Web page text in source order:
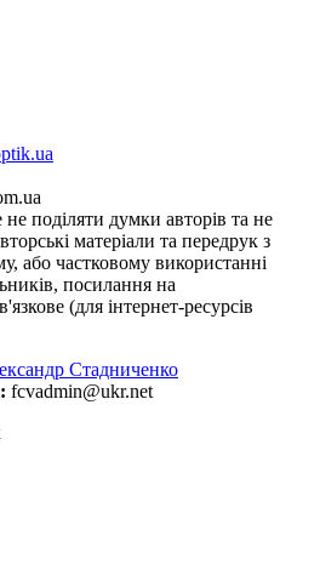
поділяти думки авторів та не
матеріали та передрук з
або частковому використанні
посилання на
(для інтернет-ресурсів
Стадниченко
fcvadmin@ukr.net